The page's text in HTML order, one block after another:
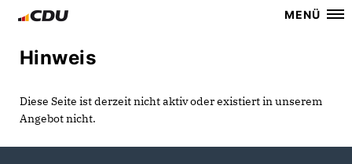
MENÜ
Hinweis
Diese Seite ist derzeit nicht aktiv oder existiert in unserem
Angebot nicht.